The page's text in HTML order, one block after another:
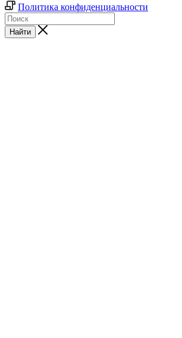
Политика конфиденциальности
Найти